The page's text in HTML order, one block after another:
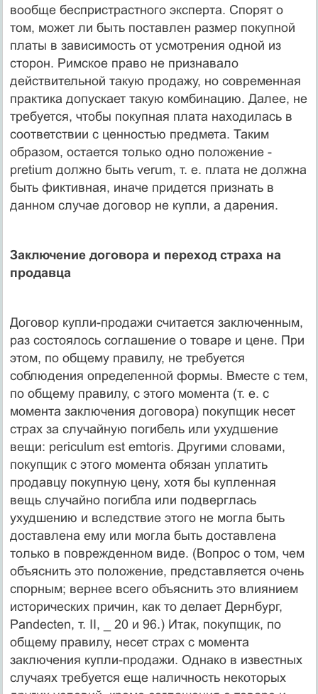
вообще беспристрастного эксперта. Спорят о
том, может ли быть поставлен размер покупной
платы в зависимость от усмотрения одной из
сторон. Римское право не признавало
действительной такую продажу, но современная
практика допускает такую комбинацию. Далее, не
требуется, чтобы покупная плата находилась в
соответствии с ценностью предмета. Таким
образом, остается только одно положение -
pretium должно быть verum, т. е. плата не должна
быть фиктивная, иначе придется признать в
данном случае договор не купли, а дарения.
Заключение договора и переход страха на
продавца
Договор купли-продажи считается заключенным,
раз состоялось соглашение о товаре и цене. При
этом, по общему правилу, не требуется
соблюдения определенной формы. Вместе с тем,
по общему правилу, с этого момента (т. е. с
момента заключения договора) покупщик несет
страх за случайную погибель или ухудшение
вещи: periculum est emtoris. Другими словами,
покупщик с этого момента обязан уплатить
продавцу покупную цену, хотя бы купленная
вещь случайно погибла или подверглась
ухудшению и вследствие этого не могла быть
доставлена ему или могла быть доставлена
только в поврежденном виде. (Вопрос о том, чем
объяснить это положение, представляется очень
спорным; вернее всего объяснить это влиянием
исторических причин, как то делает Дернбург,
Pandecten, т. II, _ 20 и 96.) Итак, покупщик, по
общему правилу, несет страх с момента
заключения купли-продажи. Однако в известных
случаях требуется еще наличность некоторых